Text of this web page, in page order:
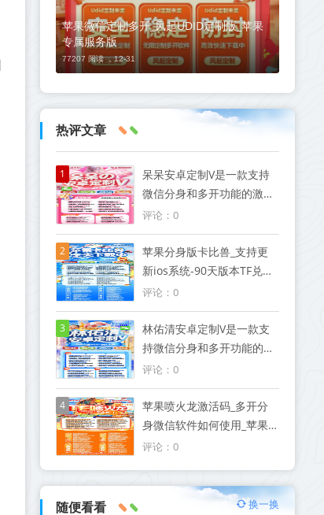
苹果微信定制多开_风起UDID定制版_苹果
专属服务版
77207 阅读 ，12-31
热评文章
1
呆呆安卓定制V是一款支持
微信分身和多开功能的激活
码软件
评论：0
2
苹果分身版卡比兽_支持更
新ios系统-90天版本TF兑换
模式微信
评论：0
3
林佑清安卓定制V是一款支
持微信分身和多开功能的激
活码软件
评论：0
4
苹果喷火龙激活码_多开分
身微信软件如何使用_苹果
喷火龙官网
评论：0
随便看看 换一换